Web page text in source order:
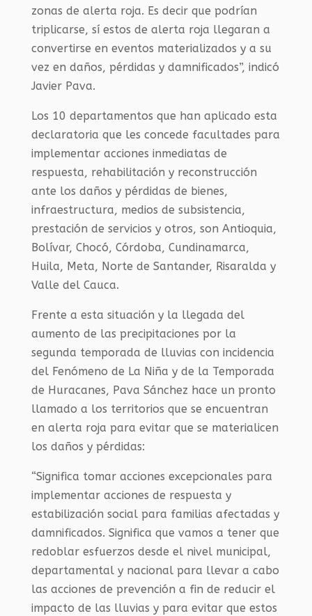
zonas de alerta roja. Es decir que podrían
triplicarse, sí estos de alerta roja llegaran a
convertirse en eventos materializados y a su
vez en daños, pérdidas y damnificados”, indicó
Javier Pava.
Los 10 departamentos que han aplicado esta
declaratoria que les concede facultades para
implementar acciones inmediatas de
respuesta, rehabilitación y reconstrucción
ante los daños y pérdidas de bienes,
infraestructura, medios de subsistencia,
prestación de servicios y otros, son Antioquia,
Bolívar, Chocó, Córdoba, Cundinamarca,
Huila, Meta, Norte de Santander, Risaralda y
Valle del Cauca.
Frente a esta situación y la llegada del
aumento de las precipitaciones por la
segunda temporada de lluvias con incidencia
del Fenómeno de La Niña y de la Temporada
de Huracanes, Pava Sánchez hace un pronto
llamado a los territorios que se encuentran
en alerta roja para evitar que se materialicen
los daños y pérdidas:
“Significa tomar acciones excepcionales para
implementar acciones de respuesta y
estabilización social para familias afectadas y
damnificados. Significa que vamos a tener que
redoblar esfuerzos desde el nivel municipal,
departamental y nacional para llevar a cabo
las acciones de prevención a fin de reducir el
impacto de las lluvias y para evitar que estos